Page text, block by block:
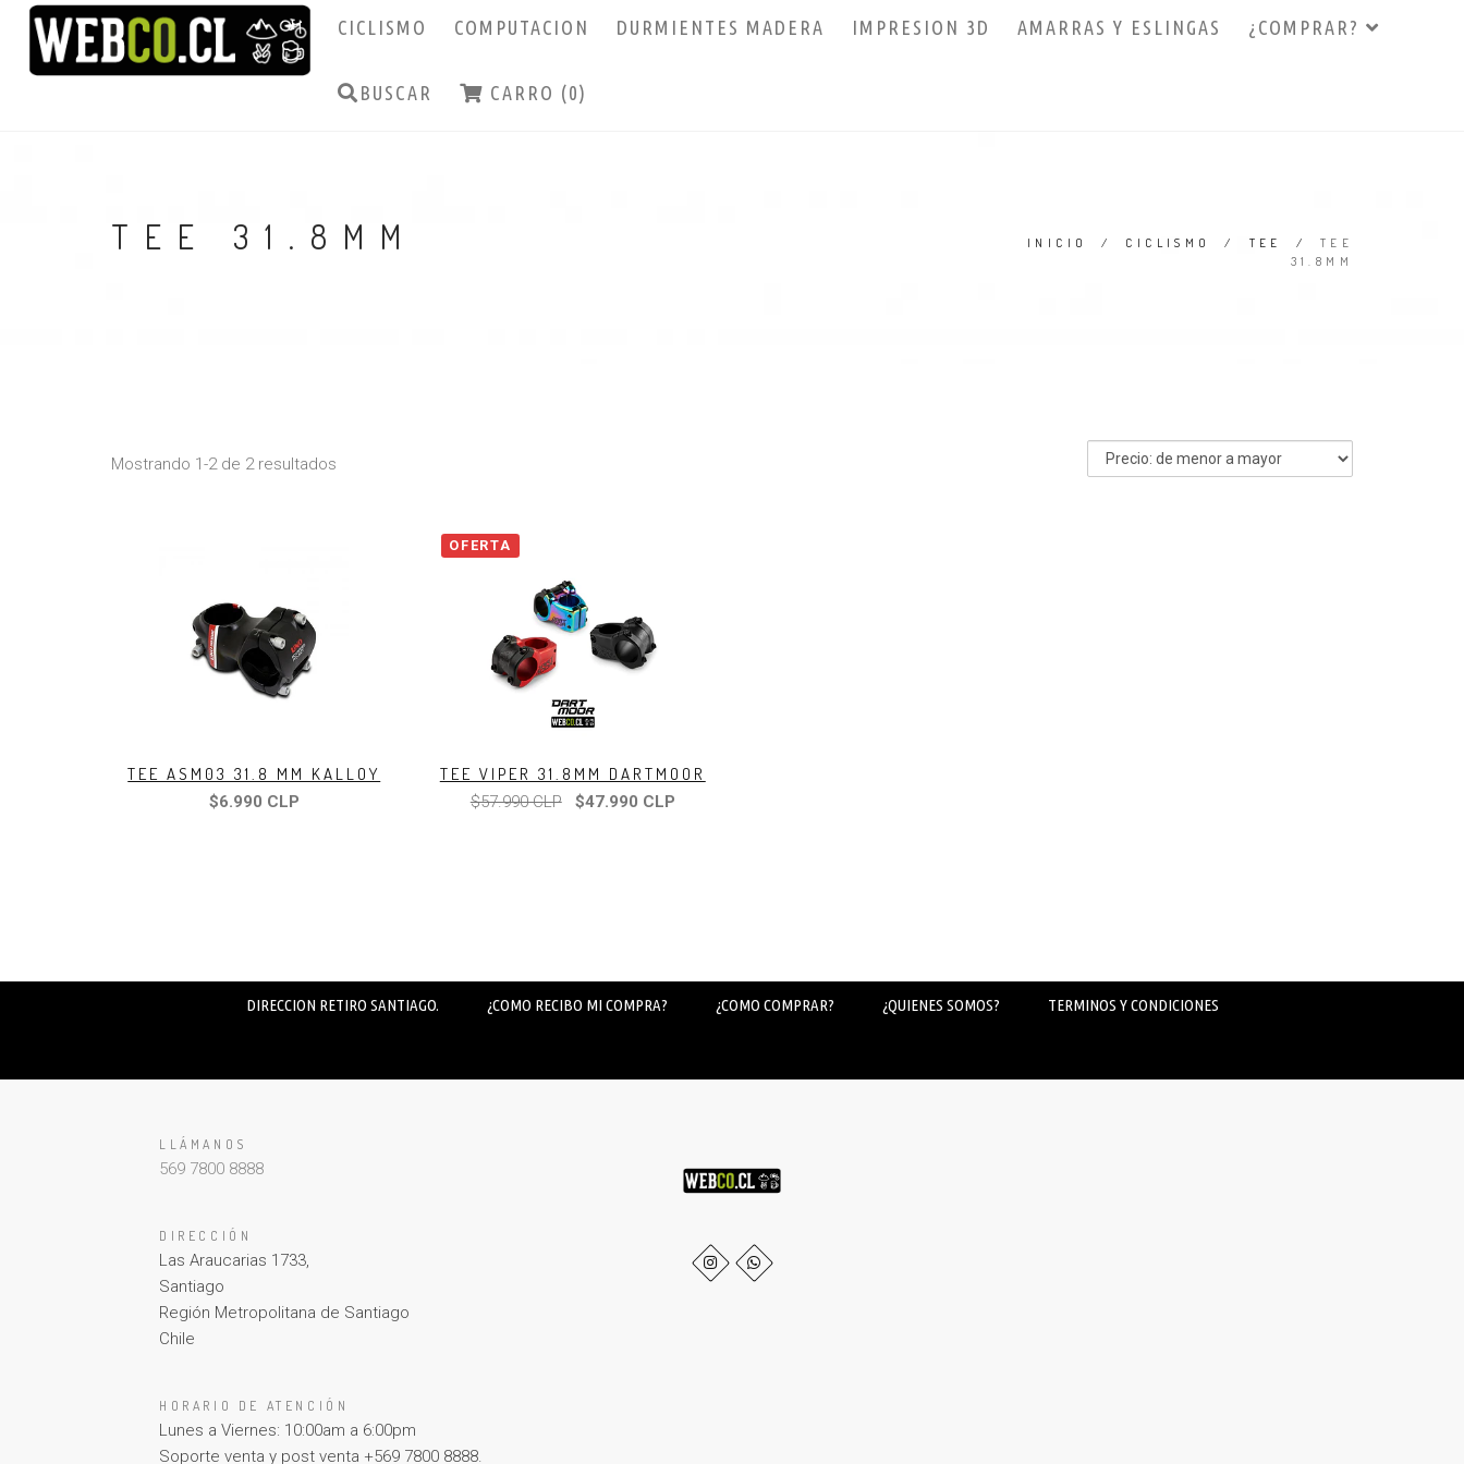
CICLISMO COMPUTACION DURMIENTES MADERA IMPRESION 3D AMARRAS Y ESLINGAS ¿COMPRAR?
BUSCAR CARRO (0)
TEE 31.8MM INICIO / CICLISMO / TEE / TEE
31.8MM
Mostrando 1-2 de 2 resultados
TEE ASM03 31.8 MM KALLOY
$6.990 CLP
OFERTA
TEE VIPER 31.8MM DARTMOOR
$57.990 CLP $47.990 CLP
DIRECCION RETIRO SANTIAGO. ¿COMO RECIBO MI COMPRA? ¿COMO COMPRAR? ¿QUIENES SOMOS? TERMINOS Y CONDICIONES
LLÁMANOS
569 7800 8888
DIRECCIÓN
Las Araucarias 1733,
Santiago
Región Metropolitana de Santiago
Chile
HORARIO DE ATENCIÓN
Lunes a Viernes: 10:00am a 6:00pm
Soporte venta y post venta +569 7800 8888.